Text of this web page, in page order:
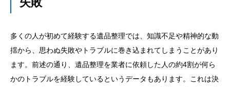
多くの人が初めて経験する遺品整理では、知識不足や精神的な動
揺から、思わぬ失敗やトラブルに巻き込まれてしまうことがあり
ます。前述の通り、遺品整理を業者に依頼した人の約4割が何ら
かのトラブルを経験しているというデータもあります。これは決